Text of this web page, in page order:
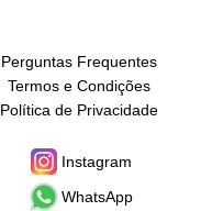
Perguntas Frequentes
Termos e Condições
Política de Privacidade
Instagram
WhatsApp